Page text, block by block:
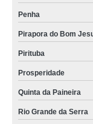
Penha
Pirapora do Bom
Pirituba
Prosperidade
Quinta da Paineira
Rio Grande da Serra